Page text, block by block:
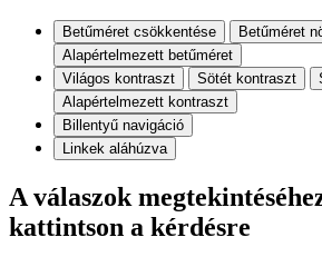
Betűméret csökkentése
Betűméret
Alapértelmezett betűméret
Világos kontraszt
Sötét kontraszt
Alapértelmezett kontraszt
Billentyű navigáció
Linkek aláhúzva
A válaszok
kattintson a kérdésre